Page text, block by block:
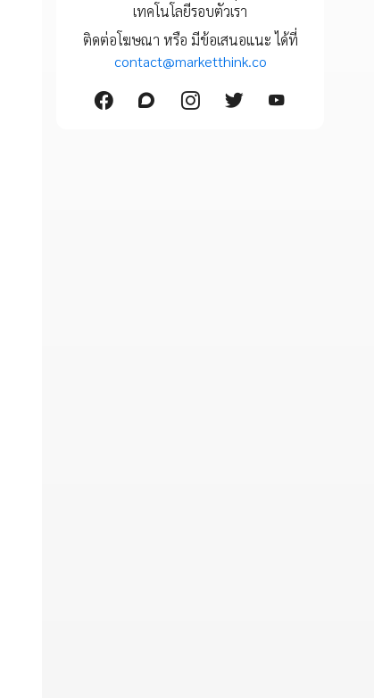
เทคโนโลยีรอบตัวเรา
ติดต่อโฆษณา หรือ มีข้อเสนอแนะ ได้ที่
contact@marketthink.co